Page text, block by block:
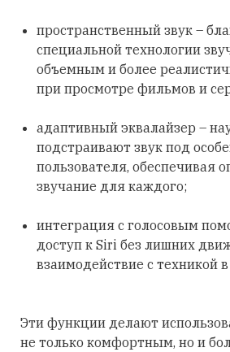
пространственный звук –
специальной технологии
объемным и более
при просмотре фильмов и
адаптивный эквалайзер –
подстраивают звук под
пользователя, обеспечивая
звучание для каждого;
интеграция с голосовым
доступ к Siri без лишних
взаимодействие с техникой
Эти функции делают
не только комфортным, но и